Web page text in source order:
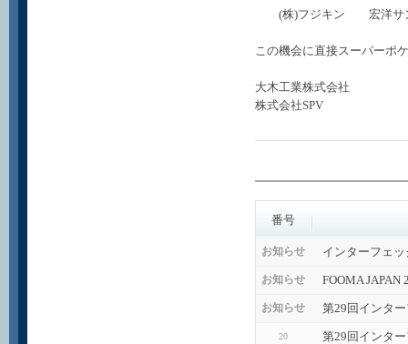
(株)フジキン 宏洋サ
この機会に直接スーパーポ
大木工業株式会社
株式会社SPV
番号
お知らせ インターフェ
お知らせ FOOMA JAPAN
お知らせ 第29回インタ
20 第29回インタ